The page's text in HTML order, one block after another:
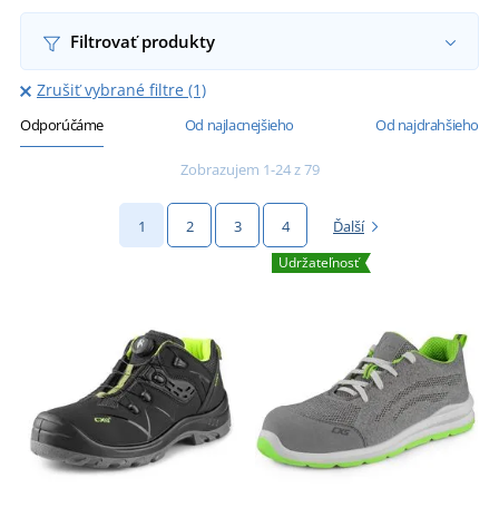
Filtrovať produkty
Zrušiť vybrané filtre (1)
Odporúčáme Od najlacnejšieho Od najdrahšieho
Zobrazujem 1-24 z 79
1 2 3 4 Ďalší
Udržateľnosť